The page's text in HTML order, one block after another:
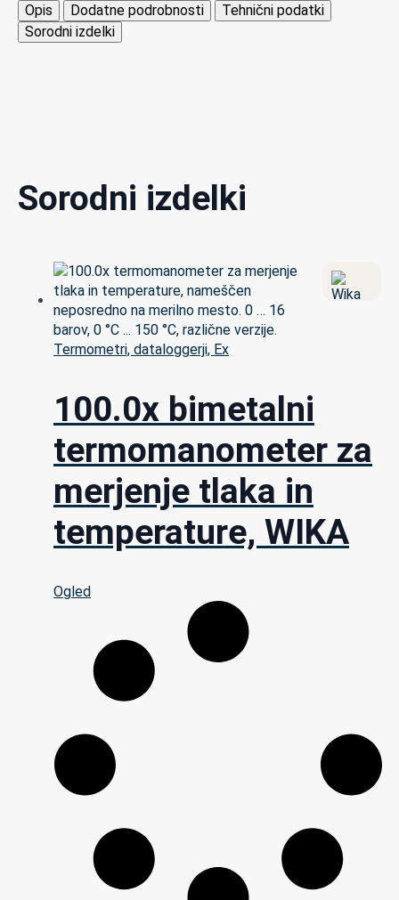
Opis Dodatne podrobnosti
Tehnični podatki
Sorodni izdelki
Sorodni izdelki
Termometri, dataloggerji, Ex
100.0x bimetalni
termomanometer za
merjenje tlaka in
temperature, WIKA
Ogled